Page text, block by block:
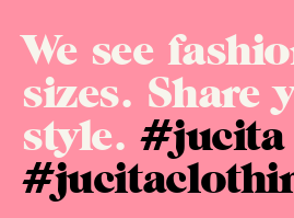
We see
sizes. Share
style.#jucita